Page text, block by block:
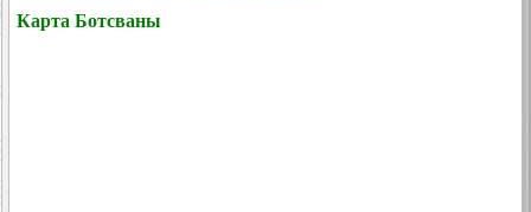
Карта Ботсваны